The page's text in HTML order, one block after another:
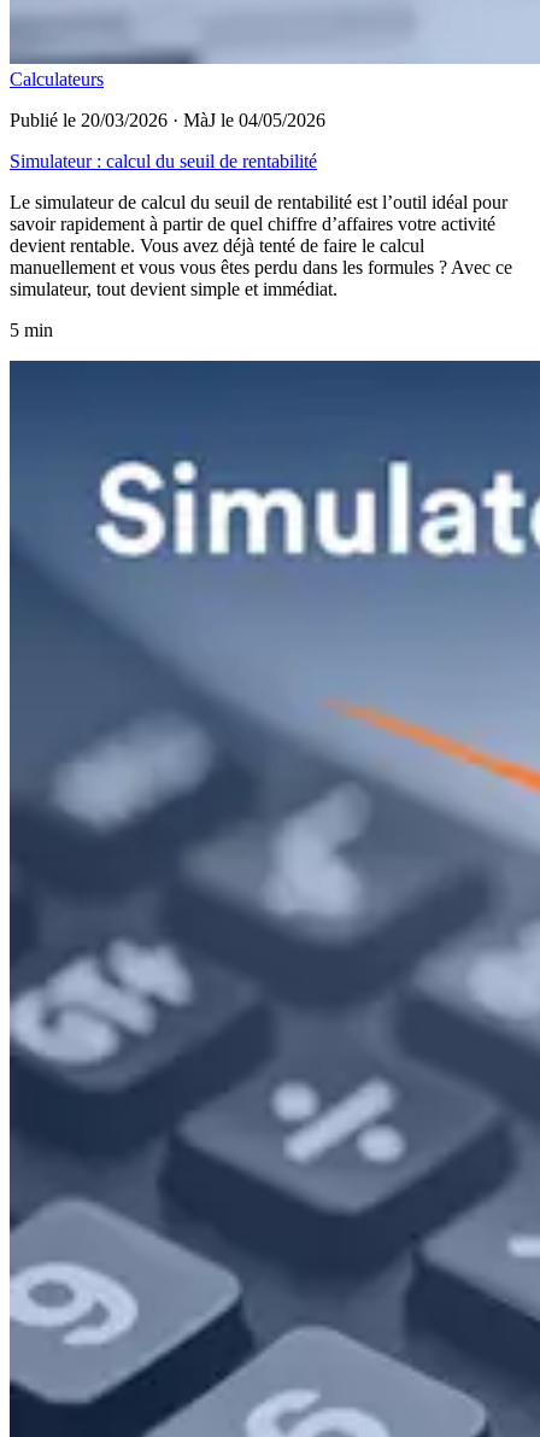
Calculateurs
Publié le 20/03/2026 · MàJ le 04/05/2026
Simulateur : calcul du seuil de rentabilité
Le simulateur de calcul du seuil de rentabilité est l’outil idéal pour
savoir rapidement à partir de quel chiffre d’affaires votre activité
devient rentable. Vous avez déjà tenté de faire le calcul
manuellement et vous vous êtes perdu dans les formules ? Avec ce
simulateur, tout devient simple et immédiat.
5 min